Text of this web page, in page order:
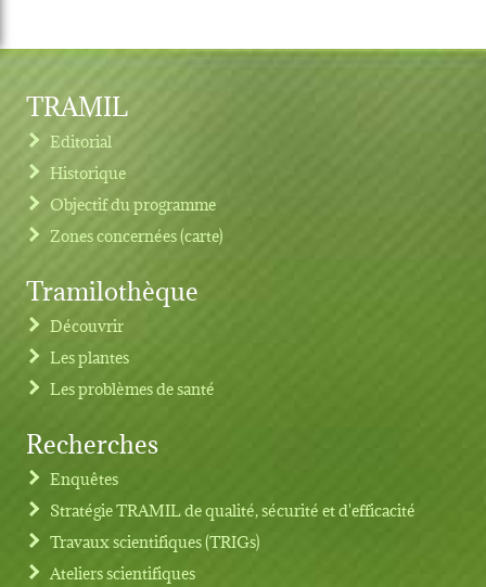
Footer menu
TRAMIL
Editorial
Historique
Objectif du programme
Zones concernées (carte)
Tramilothèque
Découvrir
Les plantes
Les problèmes de santé
Recherches
Enquêtes
Stratégie TRAMIL de qualité, sécurité et d'efficacité
Travaux scientifiques (TRIGs)
Ateliers scientifiques